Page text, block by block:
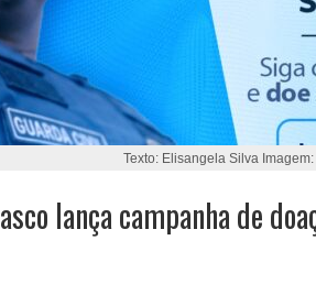
Texto: Elisangela Silva
lança campanha de